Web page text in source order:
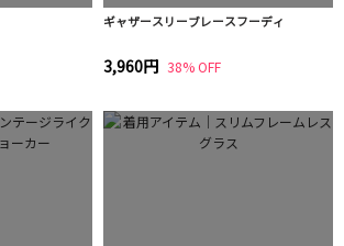
ギャザースリーブレースフーディ
3,960円 38% OFF